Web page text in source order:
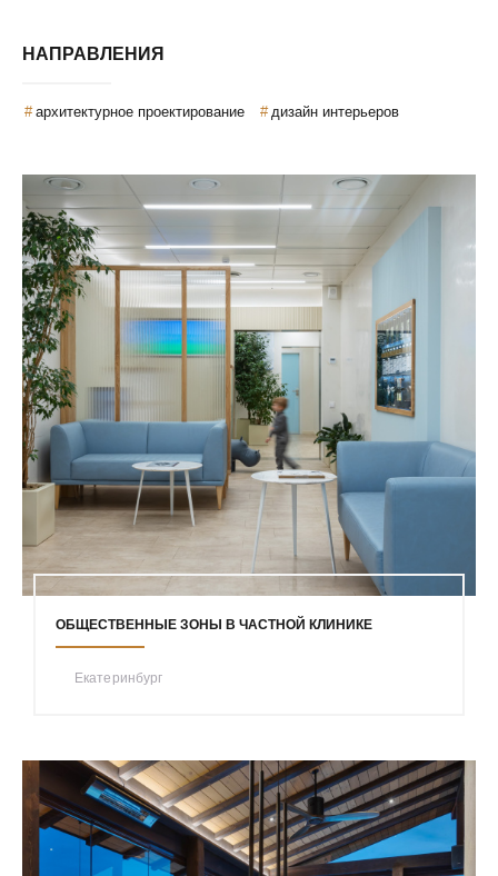
НАПРАВЛЕНИЯ
архитектурное проектирование дизайн интерьеров
ОБЩЕСТВЕННЫЕ ЗОНЫ В ЧАСТНОЙ КЛИНИКЕ
Екатеринбург